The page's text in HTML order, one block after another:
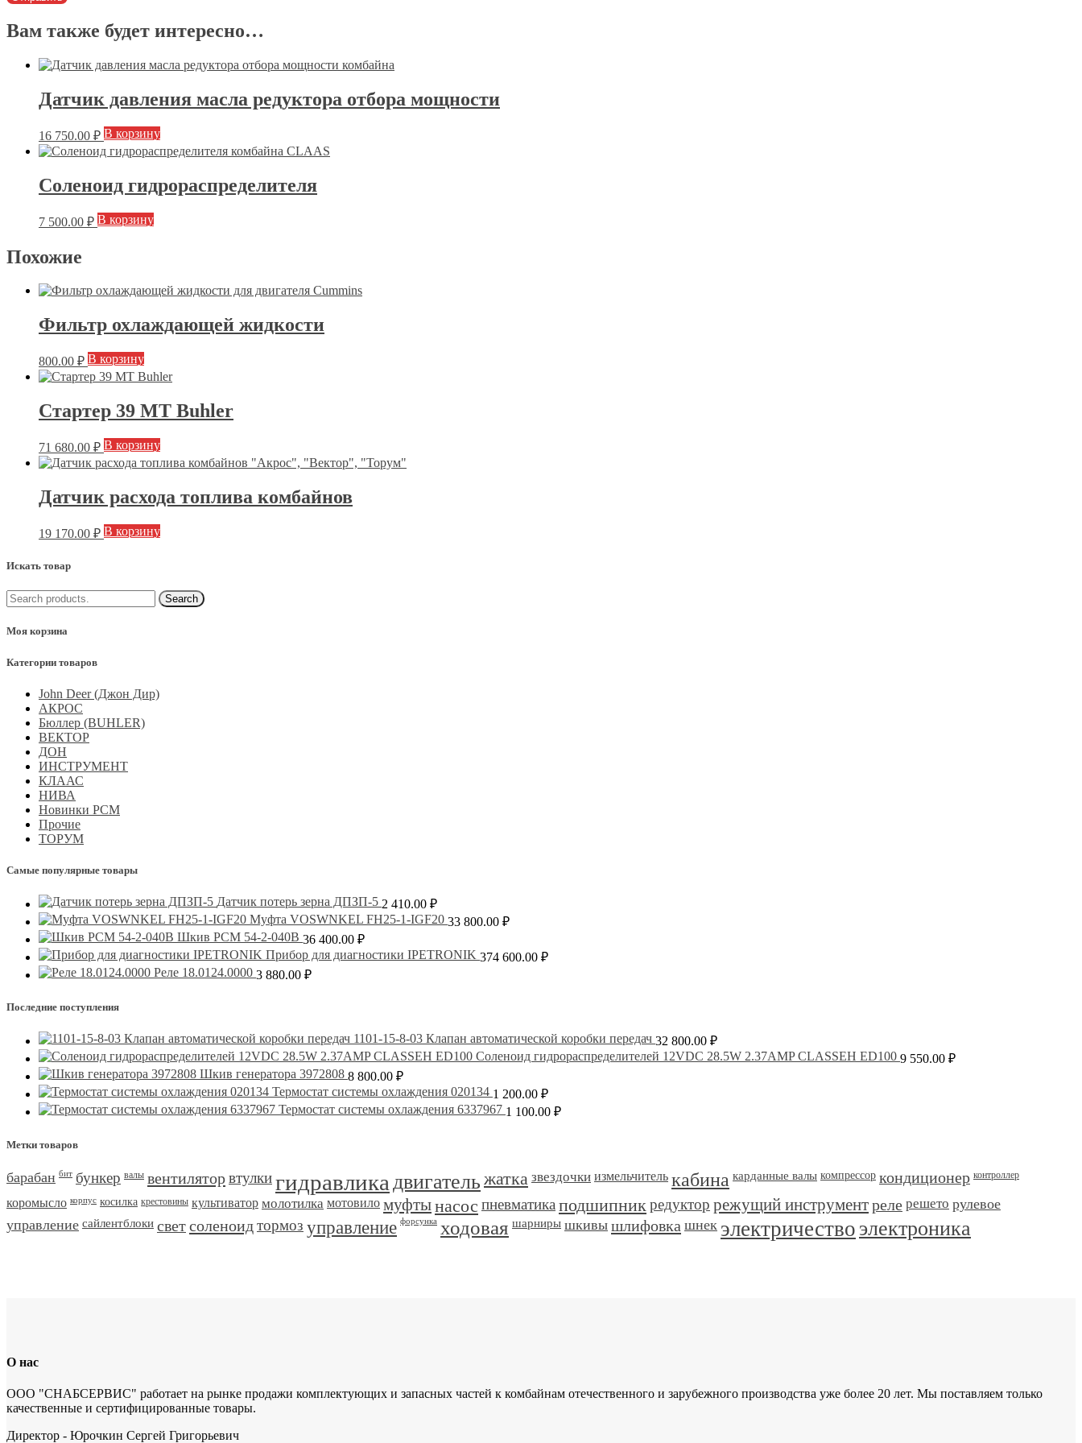
Вам также будет интересно…
Датчик давления масла редуктора отбора мощности
16 750.00 ₽ В корзину
Соленоид гидрораспределителя
7 500.00 ₽ В корзину
Похожие
Фильтр охлаждающей жидкости
800.00 ₽ В корзину
Стартер 39 МТ Buhler
71 680.00 ₽ В корзину
Датчик расхода топлива комбайнов
19 170.00 ₽ В корзину
Искать товар
Моя корзина
Категории товаров
John Deer (Джон Дир)
АКРОС
Бюллер (BUHLER)
ВЕКТОР
ДОН
ИНСТРУМЕНТ
КЛААС
НИВА
Новинки РСМ
Прочие
ТОРУМ
Самые популярные товары
Датчик потерь зерна ДПЗП-5 2 410.00 ₽
Муфта VOSWNKEL FH25-1-IGF20 33 800.00 ₽
Шкив РСМ 54-2-040В 36 400.00 ₽
Прибор для диагностики IPETRONIK 374 600.00 ₽
Реле 18.0124.0000 3 880.00 ₽
Последние поступления
1101-15-8-03 Клапан автоматической коробки передач 32 800.00 ₽
Соленоид гидрораспределителей 12VDC 28.5W 2.37AMP CLASSEH ED100 9 550.00 ₽
Шкив генератора 3972808 8 800.00 ₽
Термостат системы охлаждения 020134 1 200.00 ₽
Термостат системы охлаждения 6337967 1 100.00 ₽
Метки товаров
барабан бит бункер валы вентиляторвтулкигидравлика двигатель жатка звездочки измельчитель кабина карданные валы компрессор кондиционер контроллер
коромысло корпус косилка крестовины культиватор молотилка мотовило муфтынасос пневматика подшипник редуктор режущий инструментреле решето рулевое
управление сайлентблоки светсоленоидтормоз управление форсунка ходовая шарниры шкивы шлифовка шнек электричество электроника
О нас
ООО "СНАБСЕРВИС" работает на рынке продажи комплектующих и запасных частей к комбайнам отечественного и зарубежного производства уже более 20 лет. Мы поставляем только
качественные и сертифицированные товары.
Директор - Юрочкин Сергей Григорьевич